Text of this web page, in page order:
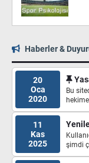
Haberler &
20
Oca
2020
Bu
11
Kas
2025
şimdi